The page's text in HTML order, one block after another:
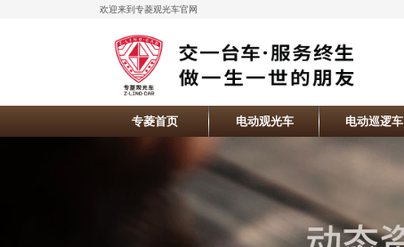
欢迎来到专菱观光车官网
专菱首页 电动观光车 电动巡逻车